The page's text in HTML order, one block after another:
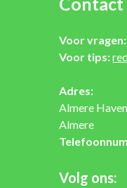
Voor vragen:
Voor tips:
Adres:
Almere
Almere
Volg ons: